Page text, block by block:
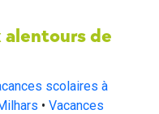
alentours de
scolaires à
• Vacances